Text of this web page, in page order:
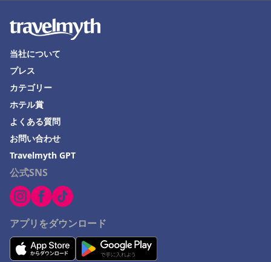
公式SNS
アプリをダウンロード
当社について
プレス
カテゴリー
ホテル賞
よくある質問
お問い合わせ
Travelmyth GPT